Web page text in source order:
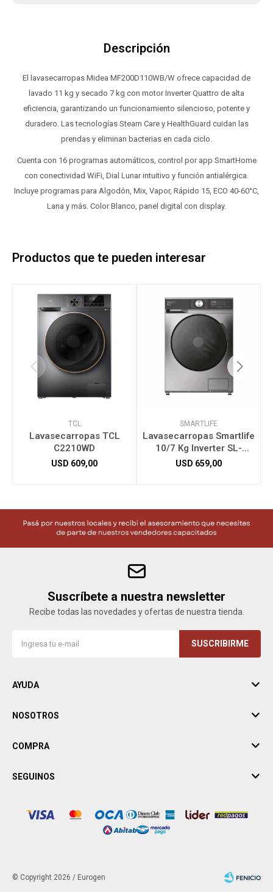
Descripción
El lavasecarropas Midea MF200D110WB/W ofrece capacidad de
lavado 11 kg y secado 7 kg con motor Inverter Quattro de alta
eficiencia, garantizando un funcionamiento silencioso, potente y
duradero. Las tecnologías Steam Care y HealthGuard cuidan las
prendas y eliminan bacterias en cada ciclo.
Cuenta con 16 programas automáticos, control por app SmartHome
con conectividad WiFi, Dial Lunar intuitivo y función antialérgica.
Incluye programas para Algodón, Mix, Vapor, Rápido 15, ECO 40-60°C,
Lana y más. Color Blanco, panel digital con display.
Productos que te pueden interesar
TCL
Lavasecarropas TCL
C2210WD
USD 609,00
SMARTLIFE
Lavasecarropas Smartlife
10/7 Kg Inverter SL-
WDI1071400G
USD 659,00
Suscríbete a nuestra newsletter
Recibe todas las novedades y ofertas de nuestra tienda.
SUSCRIBIRME
AYUDA
NOSOTROS
COMPRA
SEGUINOS
© Copyright 2026 / Eurogen